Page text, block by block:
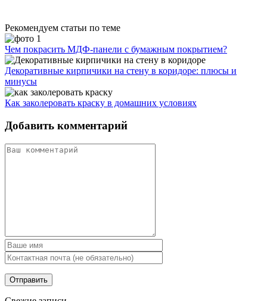
Рекомендуем статьи по теме
Чем покрасить МДФ-панели с бумажным покрытием?
Декоративные кирпичики на стену в коридоре: плюсы и
минусы
Как заколеровать краску в домашних условиях
Добавить комментарий